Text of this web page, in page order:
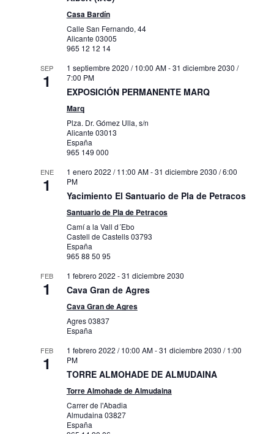
Casa Bardín
Calle San Fernando, 44
Alicante 03005
965 12 12 14
SEP
1
1 septiembre 2020 / 10:00 AM-31 diciembre 2030 /
7:00 PM
EXPOSICIÓN PERMANENTE MARQ
Marq
Plza. Dr. Gómez Ulla, s/n
Alicante 03013
España
965 149 000
ENE
1
1 enero 2022 / 11:00 AM-31 diciembre 2030 / 6:00
PM
Yacimiento El Santuario de Pla de Petracos
Santuario de Pla de Petracos
Camí a la Vall d´Ebo
Castell de Castells03793
España
965 88 50 95
FEB
1
1 febrero 2022 -31 diciembre 2030
Cava Gran de Agres
Cava Gran de Agres
Agres03837
España
FEB
1
1 febrero 2022 / 10:00 AM-31 diciembre 2030 / 1:00
PM
TORRE ALMOHADE DE ALMUDAINA
Torre Almohade de Almudaina
Carrer de l'Abadia
Almudaina 03827
España